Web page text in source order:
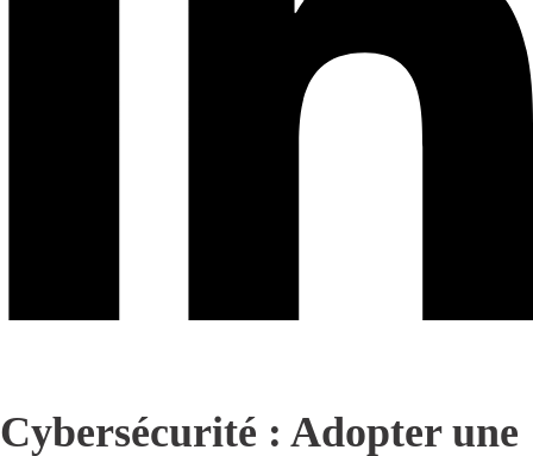
Cybersécurité : Adopter une